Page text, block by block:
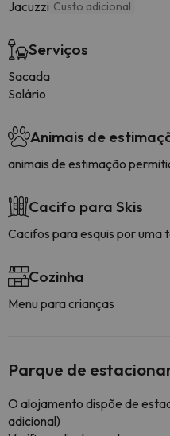
Jacuzzi Custo adicional
Serviços
Sacada
Solário
Animais de
animais de estimação
Cacifo para Skis
Cacifos para esquis por uma
Cozinha
Menu para crianças
Parque de
O alojamento dispõe de
adicional)